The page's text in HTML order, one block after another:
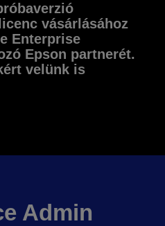
vásárlásához
Enterprise
Epson partnerét.
velünk is
Admin